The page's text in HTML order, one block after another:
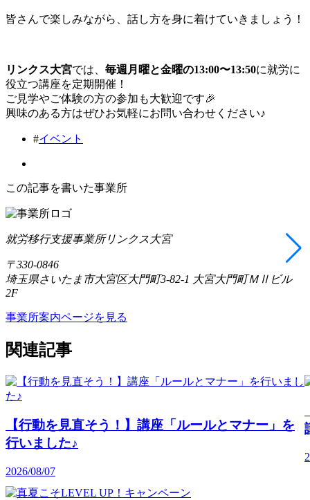
皆さんで楽しみながら、話し方を身に着けていきましょう！
リンクス大宮では、 毎週月曜と金曜の13:00〜13:50に就労に
役立つ講座を定期開催！
ご見学やご体験の方の参加も大歓迎です🎉
興味のある方はぜひお気軽にお問い合わせください♪
#イベント
この記事を書いた事業所
就労移行支援事業所リンクス大宮
〒330-0846
埼玉県さいたま市大宮区大門町3-82-1 大宮大門町ＭⅡビル
2F
事業所案内ページを見る
関連記事
【行動を見直そう！】講座「ルールとマナー」を
行いました♪
2026/08/07